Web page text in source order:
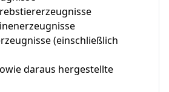
(einschließlich
daraus hergestellte